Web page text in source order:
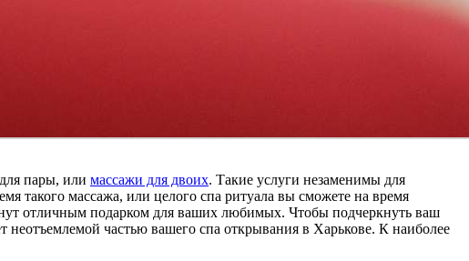
пары, или массажи для двоих. Такие услуги незаменимы для
такого массажа, или целого спа ритуала вы сможете на время
отличным подарком для ваших любимых. Чтобы подчеркнуть ваш
частью вашего спа открывания в Харькове. К наиболее